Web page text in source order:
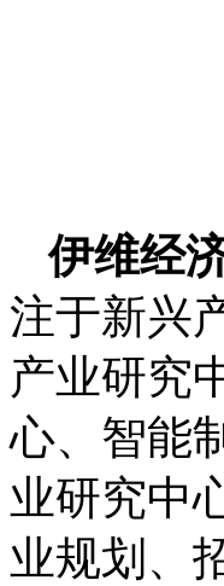
伊维经
注于新兴
产业研究
心、智能
业研究中
业规划、